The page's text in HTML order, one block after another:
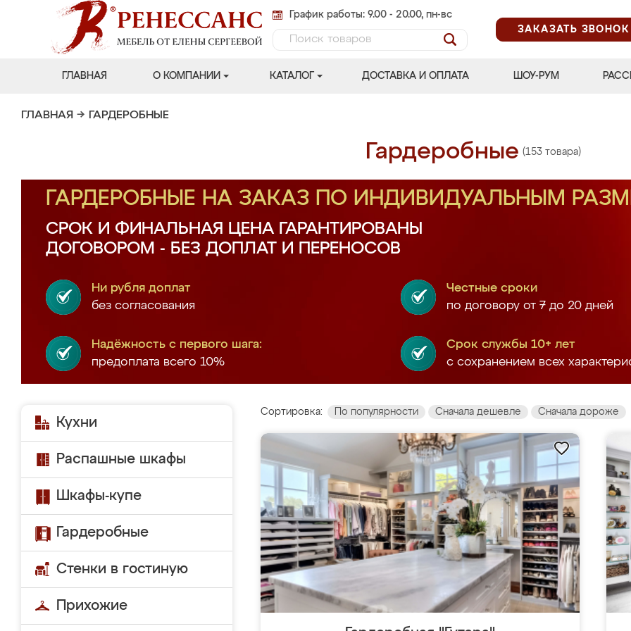
График работы: 9.00 - 20.00, пн-вс
ЗАКАЗАТЬ ЗВОНОК
ГЛАВНАЯ О КОМПАНИИ КАТАЛОГ ДОСТАВКА И ОПЛАТА ШОУ-РУМ
ГЛАВНАЯ → ГАРДЕРОБНЫЕ
Гардеробные (153 товара)
ГАРДЕРОБНЫЕ НА ЗАКАЗ ПО ИНДИВИДУАЛЬНЫМ
СРОК И ФИНАЛЬНАЯ ЦЕНА ГАРАНТИРОВАНЫ
ДОГОВОРОМ - БЕЗ ДОПЛАТ И ПЕРЕНОСОВ
Ни рубля доплат
без согласования
Честные сроки
по договору от 7 до 20 дней
Надёжность с первого шага:
предоплата всего 10%
Срок службы 10+ лет
с сохранением всех
Кухни
Распашные шкафы
Шкафы-купе
Гардеробные
Стенки в гостиную
Прихожие
Сортировка: По популярности Сначала дешевле Сначала дороже